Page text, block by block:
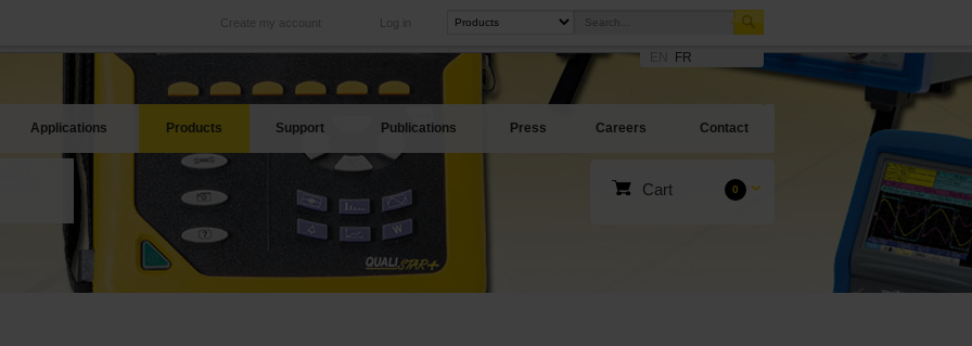
Log in
Create my account
International
Our subsidiaries abroad
Our best offers
FR
Applications Products Support Publications Press Careers Contact
Cart 0